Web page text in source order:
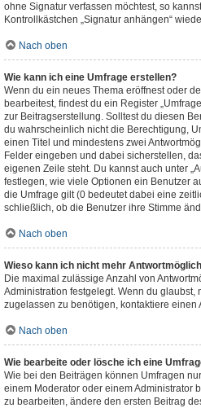
ohne Signatur verfassen möchtest, so
Kontrollkästchen „Signatur anhängen“
Nach oben
Wie kann ich eine Umfrage erstellen?
Wenn du ein neues Thema eröffnest oder
bearbeitest, findest du ein Register
zur Beitragserstellung. Solltest du diesen
du wahrscheinlich nicht die Berechtigung,
einen Titel und mindestens zwei
Felder eingeben und dabei sicherstellen,
eigenen Zeile steht. Du kannst auch unter
festlegen, wie viele Optionen ein Benutzer
die Umfrage gilt (0 bedeutet dabei eine
schließlich, ob die Benutzer ihre Stimme
Nach oben
Wieso kann ich nicht mehr
Die maximal zulässige Anzahl von
Administration festgelegt. Wenn du glaubst,
zugelassen zu benötigen, kontaktiere einen
Nach oben
Wie bearbeite oder lösche ich eine
Wie bei den Beiträgen können Umfragen
einem Moderator oder einem Administrator
zu bearbeiten, ändere den ersten Beitrag